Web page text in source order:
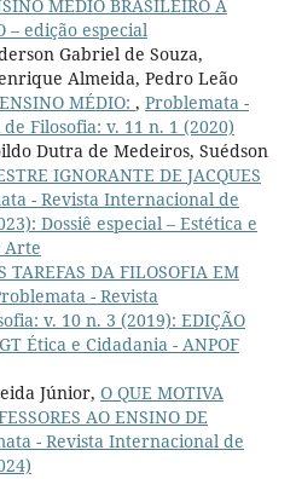
MÉDIO BRASILEIRO A
– edição especial
Gabriel de Souza,
Almeida, Pedro Leão
MÉDIO: , Problemata -
Filosofia: v. 11 n. 1 (2020)
Dutra de Medeiros, Suédson
IGNORANTE DE JACQUES
- Revista Internacional de
Dossiê especial – Estética e
Arte
TAREFAS DA FILOSOFIA EM
- Revista
v. 10 n. 3 (2019): EDIÇÃO
Ética e Cidadania - ANPOF
Júnior, O QUE MOTIVA
AO ENSINO DE
- Revista Internacional de